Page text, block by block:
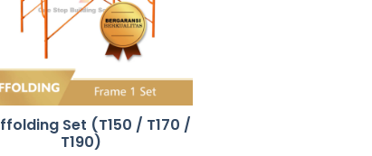
Set (T150 / T170 /
T190)